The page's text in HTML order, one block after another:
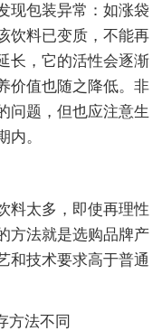
现包装异常：如涨袋
饮料已变质，不能再
长，它的活性会逐渐
价值也随之降低。非
问题，但也应注意生
内。
料太多，即使再理性
方法就是选购品牌产
和技术要求高于普通
方法不同